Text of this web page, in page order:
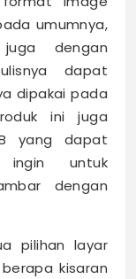
umumnya,
dengan
dapat
dipakai pada
ini juga
yang dapat
ingin untuk
dengan
pilihan layar
kisaran